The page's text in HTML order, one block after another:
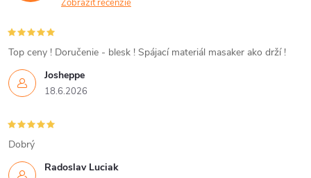
c
i
e
p
r
v
Zobraziť recenzie
Josheppe
18.6.2026
Top ceny ! Doručenie - blesk ! Spájací materiál masaker ako drží !
Radoslav Luciak
Dobrý